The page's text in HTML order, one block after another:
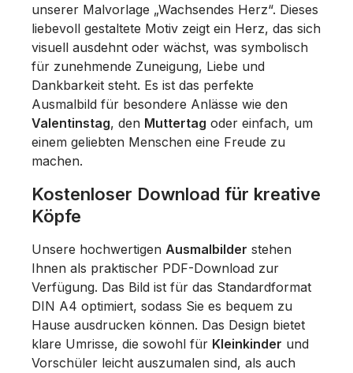
unserer Malvorlage „Wachsendes Herz“. Dieses
liebevoll gestaltete Motiv zeigt ein Herz, das sich
visuell ausdehnt oder wächst, was symbolisch
für zunehmende Zuneigung, Liebe und
Dankbarkeit steht. Es ist das perfekte
Ausmalbild für besondere Anlässe wie den
Valentinstag, den Muttertag oder einfach, um
einem geliebten Menschen eine Freude zu
machen.
Kostenloser Download für kreative
Köpfe
Unsere hochwertigen Ausmalbilder stehen
Ihnen als praktischer PDF-Download zur
Verfügung. Das Bild ist für das Standardformat
DIN A4 optimiert, sodass Sie es bequem zu
Hause ausdrucken können. Das Design bietet
klare Umrisse, die sowohl für Kleinkinder und
Vorschüler leicht auszumalen sind, als auch